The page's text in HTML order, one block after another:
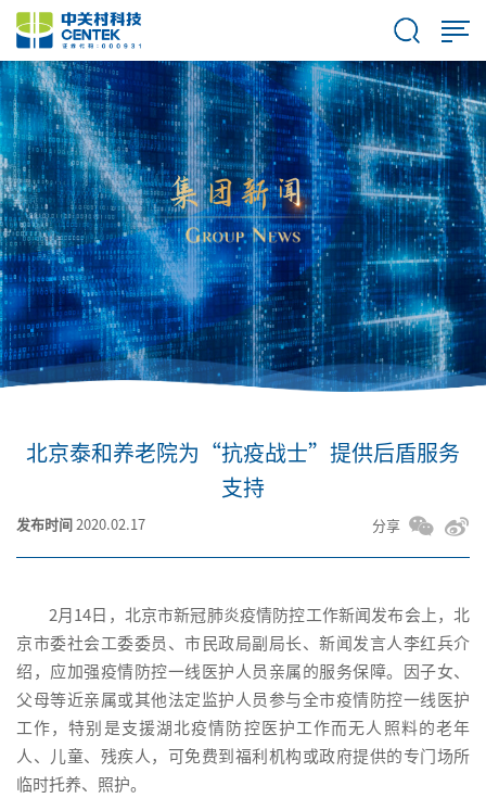
北京泰和养老院为“抗疫战士”提供后盾服务
支持
发布时间 2020.02.17 分享
2月14日，北京市新冠肺炎疫情防控工作新闻发布会上，北
京市委社会工委委员、市民政局副局长、新闻发言人李红兵介
绍，应加强疫情防控一线医护人员亲属的服务保障。因子女、
父母等近亲属或其他法定监护人员参与全市疫情防控一线医护
工作，特别是支援湖北疫情防控医护工作而无人照料的老年
人、儿童、残疾人，可免费到福利机构或政府提供的专门场所
临时托养、照护。